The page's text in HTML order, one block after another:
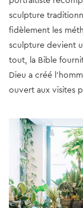
sculpture
fidèlement les
sculpture devient
tout, la Bible
Dieu a créé
ouvert aux visites